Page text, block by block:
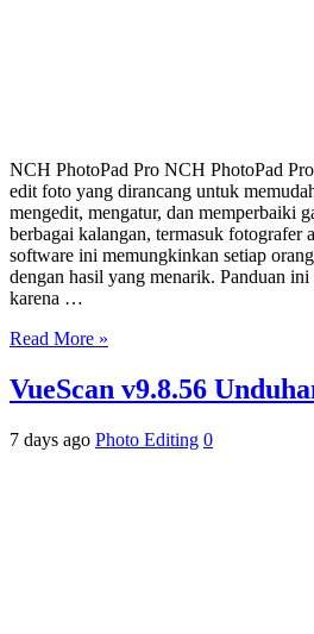
NCH PhotoPad Pro NCH PhotoPad
edit foto yang dirancang untuk
mengedit, mengatur, dan memperbaiki
berbagai kalangan, termasuk fotografer
software ini memungkinkan setiap
dengan hasil yang menarik. Panduan
karena …
Read More »
VueScan v9.8.56
7 days ago Photo Editing 0